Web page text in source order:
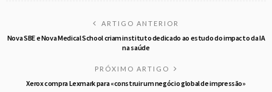
ARTIGO ANTERIOR
Nova SBE e Nova Medical School criam instituto dedicado ao estudo do impacto da IA
na saúde
PRÓXIMO ARTIGO
Xerox compra Lexmark para «construir um negócio global de impressão»